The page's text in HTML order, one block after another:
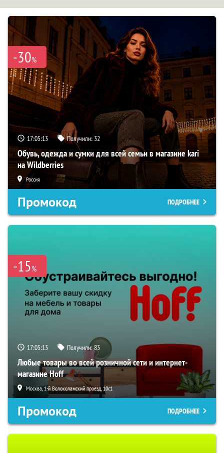
-30%
17:05:12 Получили: 32
Обувь, одежда и сумки для всей семьи в магазине kari
на Wildberries
Россия
Промокод ПОДРОБНЕЕ
-15%
17:05:12 Получили:83
Любые товары во всей розничной сети и интернет-
магазине Hoff
Москва, 1-й Волоколамский проезд, 10с1
Промокод ПОДРОБНЕЕ